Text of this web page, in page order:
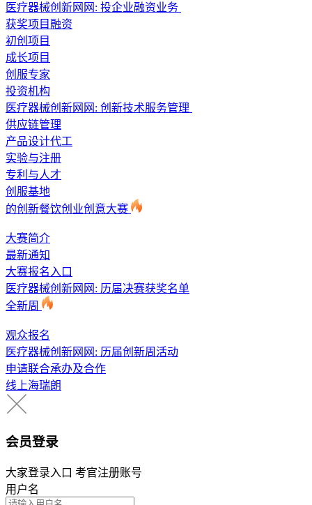
医疗器械创新网网: 投企业融资业务
获奖项目融资
初创项目
成长项目
创服专家
投资机构
医疗器械创新网网: 创新技术服务管理
供应链管理
产品设计代工
实验与注册
专利与人才
创服基地
的创新餐饮创业创意大赛
大赛简介
最新通知
大赛报名入口
医疗器械创新网网: 历届决赛获奖名单
全新周
观众报名
医疗器械创新网网: 历届创新周活动
申请联合承办及合作
线上海瑞朗
会员登录
大家登录入口 考官注册账号
用户名